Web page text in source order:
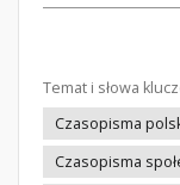
Temat i słowa
Czasopisma
Czasopisma